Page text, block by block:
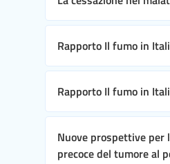
Rapporto Il fumo in
Rapporto Il fumo in
Nuove prospettive per
precoce del tumore al